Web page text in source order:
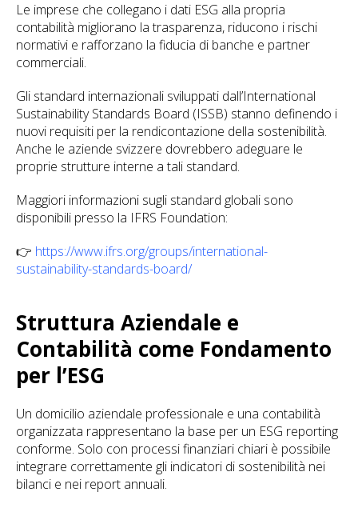
Le imprese che collegano i dati ESG alla propria
contabilità migliorano la trasparenza, riducono i rischi
normativi e rafforzano la fiducia di banche e partner
commerciali.
Gli standard internazionali sviluppati dall’International
Sustainability Standards Board (ISSB) stanno definendo i
nuovi requisiti per la rendicontazione della sostenibilità.
Anche le aziende svizzere dovrebbero adeguare le
proprie strutture interne a tali standard.
Maggiori informazioni sugli standard globali sono
disponibili presso la IFRS Foundation:
👉 https://www.ifrs.org/groups/international-
sustainability-standards-board/
Struttura Aziendale e
Contabilità come Fondamento
per l’ESG
Un domicilio aziendale professionale e una contabilità
organizzata rappresentano la base per un ESG reporting
conforme. Solo con processi finanziari chiari è possibile
integrare correttamente gli indicatori di sostenibilità nei
bilanci e nei report annuali.